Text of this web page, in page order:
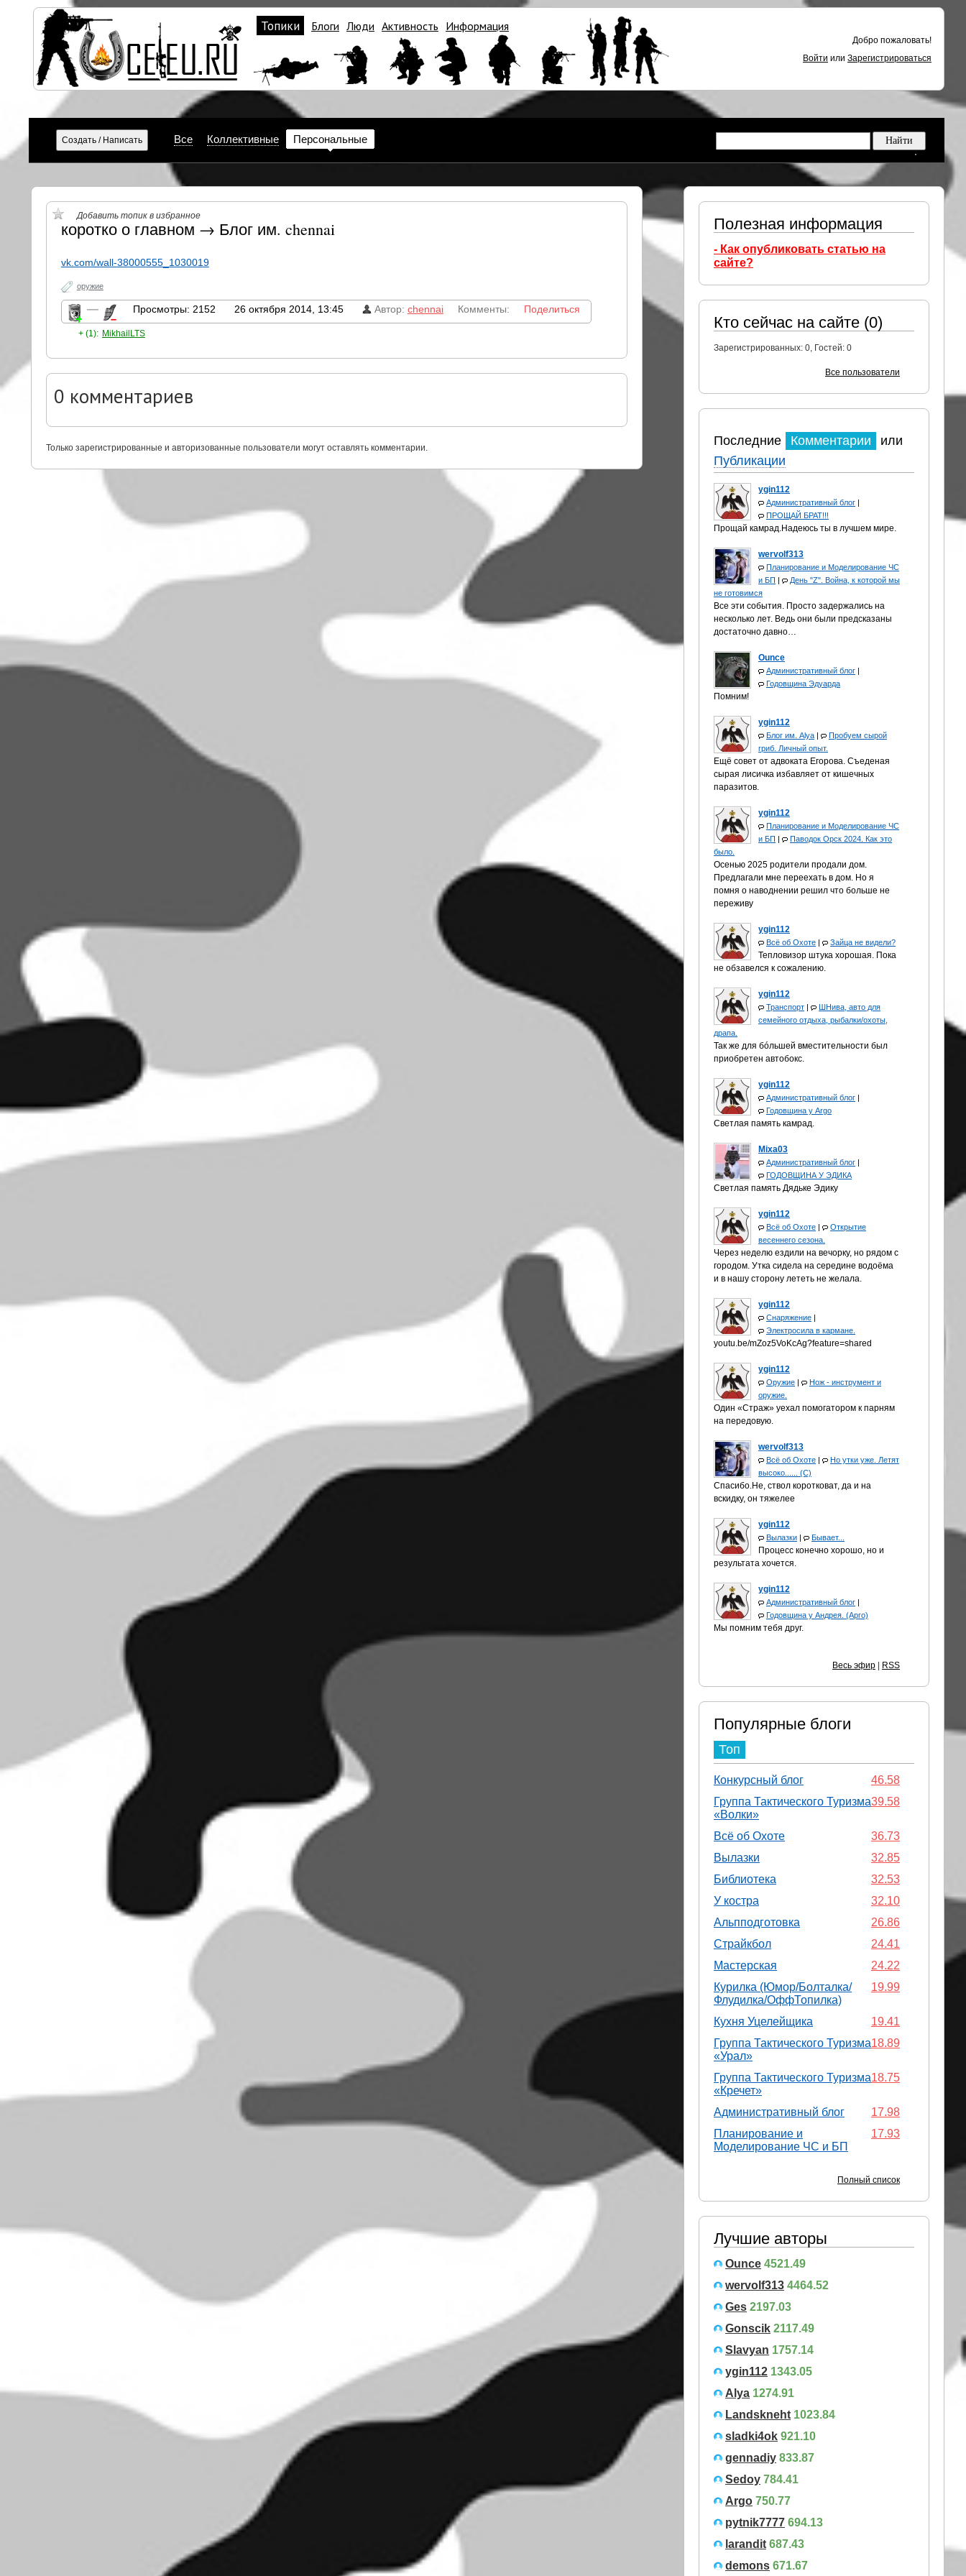
Топики Блоги Люди Активность Информация
Добро пожаловать!
Войти или Зарегистрироваться
Все Коллективные Персональные
Полезная информация
- Как опубликовать статью на
сайте?
Кто сейчас на сайте (0)
Зарегистрированных: 0, Гостей: 0
Все пользователи
Последние Комментарии
или
Публикации
ygin112
Административный блог |
ПРОЩАЙ БРАТ!!!
Прощай камрад.Надеюсь ты в лучшем мире.
wervolf313
Планирование и Моделирование ЧС
и БП |
День "Z". Война, к которой мы
не готовимся
Все эти события. Просто задержались на
несколько лет. Ведь они были предсказаны
достаточно давно…
Ounce
Административный блог |
Годовщина Эдуарда
Помним!
ygin112
Блог им. Alya |
Пробуем сырой
гриб. Личный опыт.
Ещё совет от адвоката Егорова. Съеденая
сырая лисичка избавляет от кишечных
паразитов.
ygin112
Планирование и Моделирование ЧС
и БП |
Паводок Орск 2024. Как это
было.
Осенью 2025 родители продали дом.
Предлагали мне переехать в дом. Но я
помня о наводнении решил что больше не
переживу
ygin112
Всё об Охоте | Зайца не видели?
Тепловизор штука хорошая. Пока
не обзавелся к сожалению.
ygin112
Транспорт |
ШНива, авто для
семейного отдыха, рыбалки/охоты,
драпа.
Так же для бóльшей вместительности был
приобретен автобокс.
ygin112
Административный блог |
Годовщина у Аrgo
Светлая память камрад.
Mixa03
Административный блог |
ГОДОВЩИНА У ЭДИКА
Светлая память Дядьке Эдику
ygin112
Всё об Охоте |
Открытие
весеннего сезона.
Через неделю ездили на вечорку, но рядом с
городом. Утка сидела на середине водоёма
и в нашу сторону лететь не желала.
ygin112
Снаряжение |
Электросила в кармане.
youtu.be/mZoz5VoKcAg?feature=shared
ygin112
Оружие |
Нож - инструмент и
оружие.
Один «Страж» уехал помогатором к парням
на передовую.
wervolf313
Всё об Охоте |
Но утки уже. Летят
высоко...... (С)
Спасибо.Не, ствол коротковат, да и на
вскидку, он тяжелее
ygin112
Вылазки | Бывает...
Процесс конечно хорошо, но и
результата хочется.
ygin112
Административный блог |
Годовщина у Андрея. (Арго)
Мы помним тебя друг.
Весь эфир RSS
Популярные блоги
Топ
46.58
Конкурсный блог
39.58
Группа Тактического Туризма
«Волки»
36.73
Всё об Охоте
32.85
Вылазки
32.53
Библиотека
32.10
У костра
26.86
Альпподготовка
24.41
Страйкбол
24.22
Мастерская
19.99
Курилка (Юмор/Болталка/
Флудилка/ОффТопилка)
19.41
Кухня Уцелейщика
18.89
Группа Тактического Туризма
«Урал»
18.75
Группа Тактического Туризма
«Кречет»
17.98
Административный блог
17.93
Планирование и
Моделирование ЧС и БП
Полный список
Лучшие авторы
Ounce 4521.49
wervolf313 4464.52
Ges 2197.03
Gonscik 2117.49
Slavyan 1757.14
ygin112 1343.05
Alya 1274.91
Landskneht 1023.84
sladki4ok 921.10
gennadiy 833.87
Sedoy 784.41
Argo 750.77
pytnik7777 694.13
larandit 687.43
demons 671.67
Добавить топик в избранное
коротко о главном → Блог им. chennai
vk.com/wall-38000555_1030019
оружие
— Просмотры: 2152 26 октября 2014, 13:45 Автор: chennaiКомменты: Поделиться
+ (1): MikhailLTS
0 комментариев
Только зарегистрированные и авторизованные пользователи могут оставлять комментарии.